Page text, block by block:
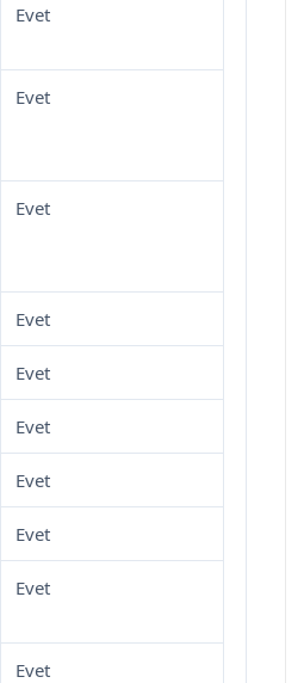
Evet
Evet
Evet
Evet
Evet
Evet
Evet
Evet
Evet
Evet